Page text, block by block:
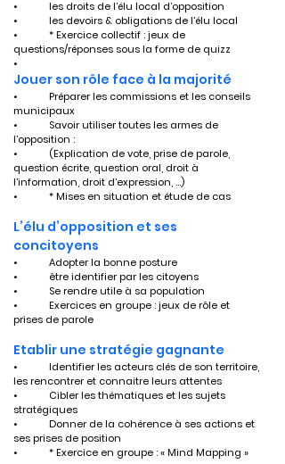
•	les droits de l’élu local d’opposition
•	les devoirs & obligations de l’élu local
•	* Exercice collectif : jeux de
questions/réponses sous la forme de quizz
Jouer son rôle face à la majorité
•	Préparer les commissions et les conseils
municipaux
•	Savoir utiliser toutes les armes de
l’opposition :
•	(Explication de vote, prise de parole,
question écrite, question oral, droit à
l’information, droit d’expression, …)
•	* Mises en situation et étude de cas
L’élu d’opposition et ses
concitoyens
•	Adopter la bonne posture
•	être identifier par les citoyens
•	Se rendre utile à sa population
•	Exercices en groupe : jeux de rôle et
prises de parole
Etablir une stratégie gagnante
•	Identifier les acteurs clés de son territoire,
les rencontrer et connaitre leurs attentes
•	Cibler les thématiques et les sujets
stratégiques
•	Donner de la cohérence à ses actions et
ses prises de position
•	* Exercice en groupe : « Mind Mapping »